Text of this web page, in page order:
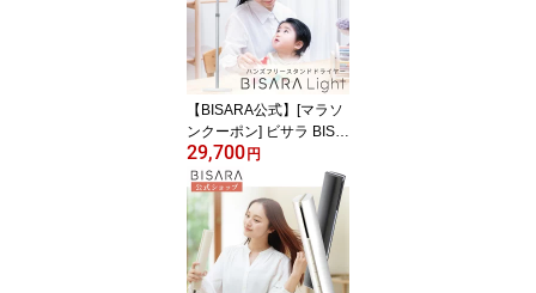
スイオン1億個 リモコン
ヘアドライヤー びさら
クワッズ QUADS【メー
カー保証付き】
【BISARA公式】[マラソ
ンクーポン] ビサラ BISA
RA Light ライト スタン
ドドライヤー ハンズフリ
ードライヤー ながら乾か
し 美髪 美髪モード マイ
ナスイオン1億個 リモコ
ン ヘアドライヤー びさ
ら クワッズ QUADS【メ
29,700 円